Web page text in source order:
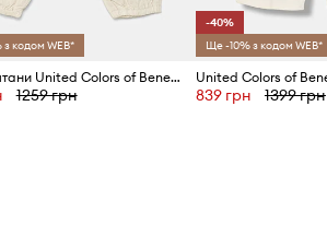
кодом WEB*
Дитячі штани United Colors of Benetton
1259 грн
-40%
Ще -10% з кодом WEB*
839 грн 1399 грн